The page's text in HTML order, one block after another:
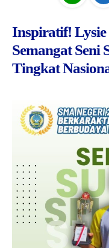
Inspiratif!
Semangat Seni
Tingkat